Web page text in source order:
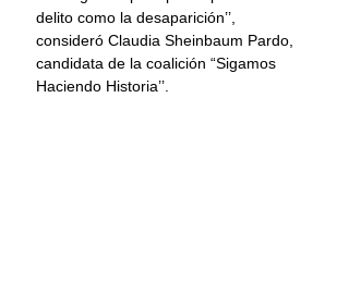
delito como la desaparición’’,
consideró Claudia Sheinbaum Pardo,
candidata de la coalición “Sigamos
Haciendo Historia’’.